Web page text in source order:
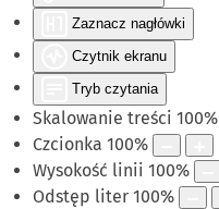
Zaznacz nagłówki
Czytnik ekranu
Tryb czytania
Skalowanie treści 100%
Czcionka 100%
Wysokość linii 100%
Odstęp liter 100%